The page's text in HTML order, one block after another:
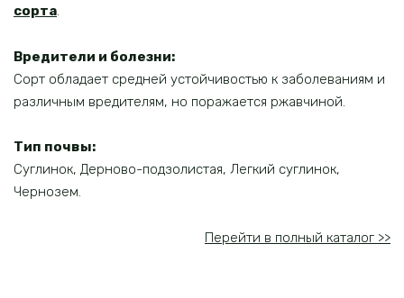
сорта.
Вредители и болезни:
Сорт обладает средней устойчивостью к заболеваниям и
различным вредителям, но поражается ржавчиной.
Тип почвы:
Суглинок, Дерново-подзолистая, Легкий суглинок,
Чернозем.
Перейти в полный каталог >>